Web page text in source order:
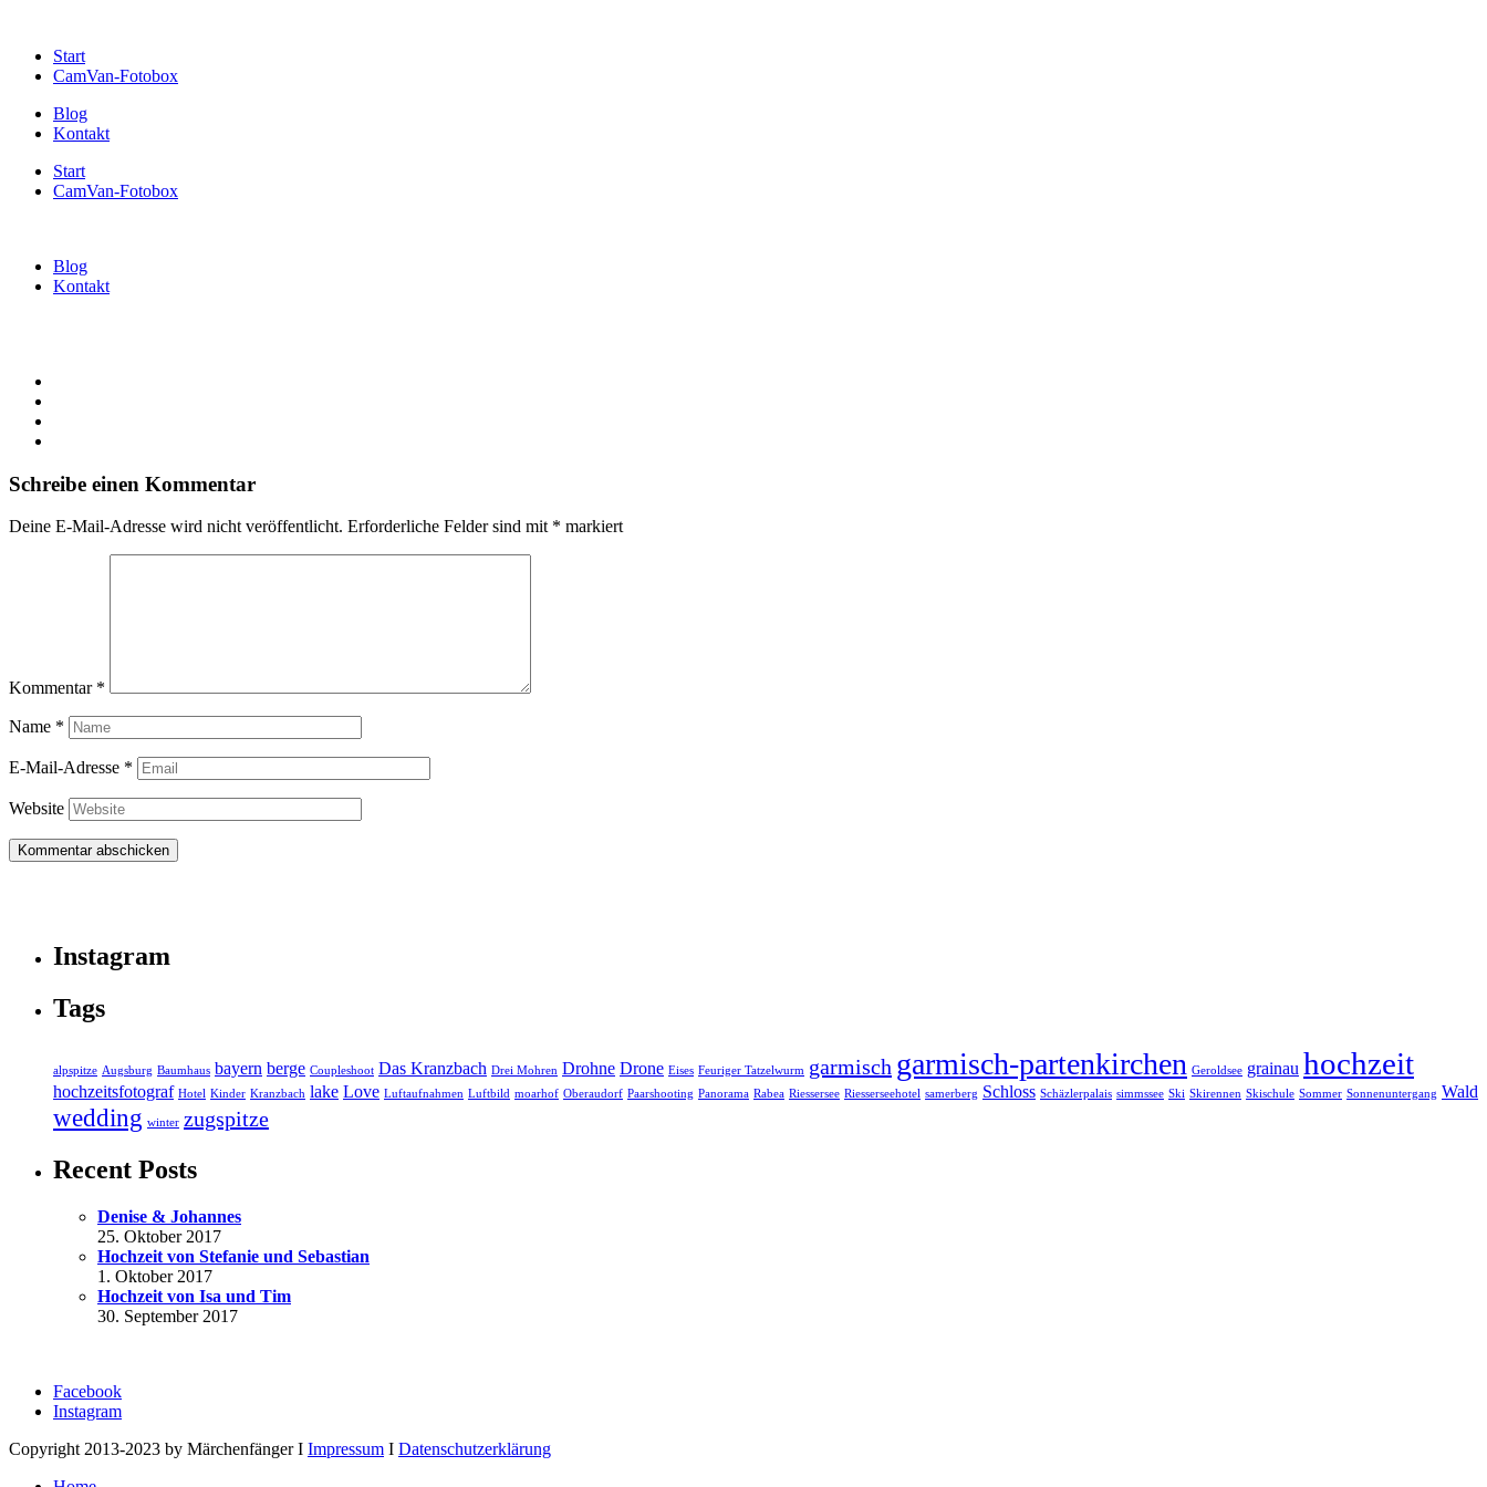
Start
CamVan-Fotobox
Blog
Kontakt
Start
CamVan-Fotobox
Blog
Kontakt
Schreibe einen Kommentar
Deine E-Mail-Adresse wird nicht veröffentlicht. Erforderliche Felder sind mit * markiert
Kommentar *
Name *
E-Mail-Adresse *
Website
Instagram
Tags
alpspitze Augsburg Baumhaus bayern berge Coupleshoot Das Kranzbach Drei Mohren Drohne Drone Eises Feuriger Tatzelwurm garmisch garmisch-partenkirchen Geroldsee grainau hochzeit
hochzeitsfotograf Hotel Kinder Kranzbach lake Love Luftaufnahmen Luftbild moarhof Oberaudorf Paarshooting Panorama Rabea Riessersee Riesserseehotel samerberg Schloss Schäzlerpalais simmssee Ski Skirennen Skischule Sommer Sonnenuntergang Wald
wedding winter zugspitze
Recent Posts
Denise & Johannes
25. Oktober 2017
Hochzeit von Stefanie und Sebastian
1. Oktober 2017
Hochzeit von Isa und Tim
30. September 2017
Facebook
Instagram
Copyright 2013-2023 by Märchenfänger I Impressum I Datenschutzerklärung